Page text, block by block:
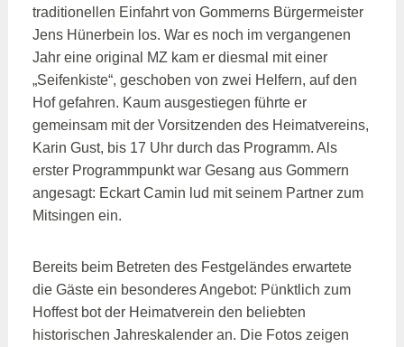
traditionellen Einfahrt von Gommerns Bürgermeister
Jens Hünerbein los. War es noch im vergangenen
Jahr eine original MZ kam er diesmal mit einer
„Seifenkiste“, geschoben von zwei Helfern, auf den
Hof gefahren. Kaum ausgestiegen führte er
gemeinsam mit der Vorsitzenden des Heimatvereins,
Karin Gust, bis 17 Uhr durch das Programm. Als
erster Programmpunkt war Gesang aus Gommern
angesagt: Eckart Camin lud mit seinem Partner zum
Mitsingen ein.
Bereits beim Betreten des Festgeländes erwartete
die Gäste ein besonderes Angebot: Pünktlich zum
Hoffest bot der Heimatverein den beliebten
historischen Jahreskalender an. Die Fotos zeigen